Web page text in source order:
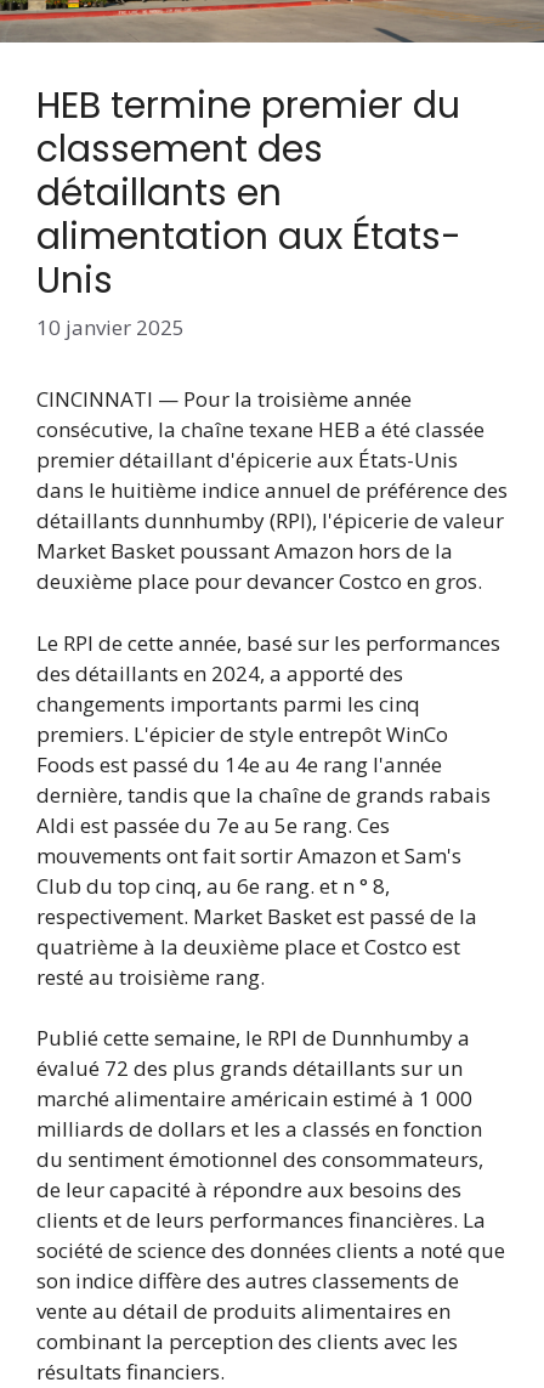
HEB termine premier du
classement des
détaillants en
alimentation aux États-
Unis
10 janvier 2025
CINCINNATI — Pour la troisième année
consécutive, la chaîne texane HEB a été classée
premier détaillant d'épicerie aux États-Unis
dans le huitième indice annuel de préférence des
détaillants dunnhumby (RPI), l'épicerie de valeur
Market Basket poussant Amazon hors de la
deuxième place pour devancer Costco en gros.
Le RPI de cette année, basé sur les performances
des détaillants en 2024, a apporté des
changements importants parmi les cinq
premiers. L'épicier de style entrepôt WinCo
Foods est passé du 14e au 4e rang l'année
dernière, tandis que la chaîne de grands rabais
Aldi est passée du 7e au 5e rang. Ces
mouvements ont fait sortir Amazon et Sam's
Club du top cinq, au 6e rang. et n ° 8,
respectivement. Market Basket est passé de la
quatrième à la deuxième place et Costco est
resté au troisième rang.
Publié cette semaine, le RPI de Dunnhumby a
évalué 72 des plus grands détaillants sur un
marché alimentaire américain estimé à 1 000
milliards de dollars et les a classés en fonction
du sentiment émotionnel des consommateurs,
de leur capacité à répondre aux besoins des
clients et de leurs performances financières. La
société de science des données clients a noté que
son indice diffère des autres classements de
vente au détail de produits alimentaires en
combinant la perception des clients avec les
résultats financiers.